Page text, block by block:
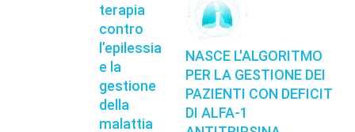
terapia
contro
l’epilessia
e la
gestione
della
malattia
NASCE L'ALGORITMO
PER LA GESTIONE DEI
PAZIENTI CON DEFICIT
DI ALFA-1